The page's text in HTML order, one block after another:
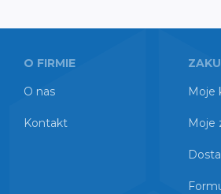
O FIRMIE
O nas
Kontakt
Moje
Moje